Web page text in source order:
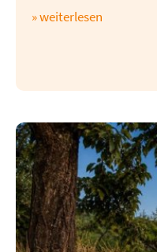
» weiterlesen